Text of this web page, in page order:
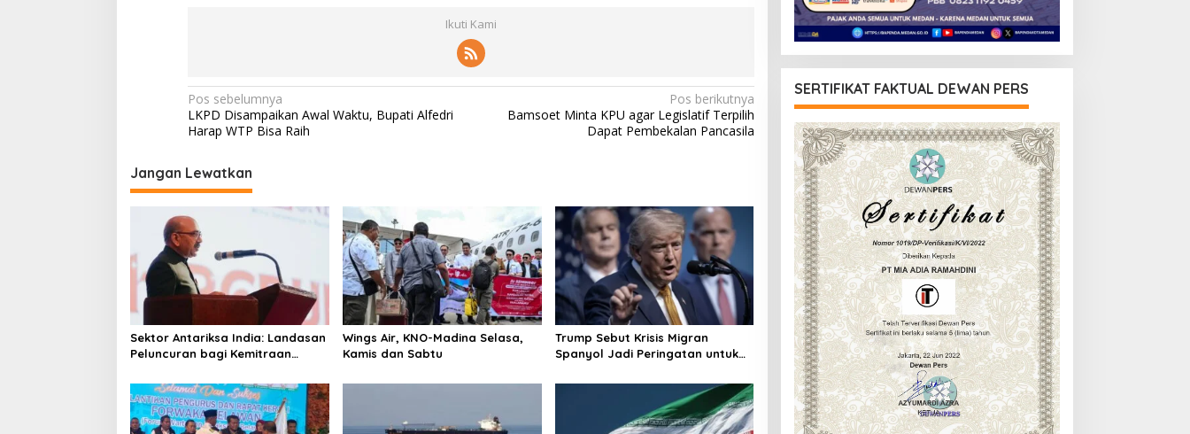
Ikuti Kami
N
a
i
g
a
s
i
p
o
s
Pos sebelumnya
LKPD Disampaikan Awal Waktu, Bupati Alfedri
Harap WTP Bisa Raih
Pos berikutnya
Bamsoet Minta KPU agar Legislatif Terpilih
Dapat Pembekalan Pancasila
Jangan Lewatkan
Sektor Antariksa India: Landasan
Peluncuran bagi Kemitraan
Wings Air, KNO-Madina Selasa,
Kamis dan Sabtu
Trump Sebut Krisis Migran
Spanyol Jadi Peringatan untuk
SERTIFIKAT FAKTUAL DEWAN PERS